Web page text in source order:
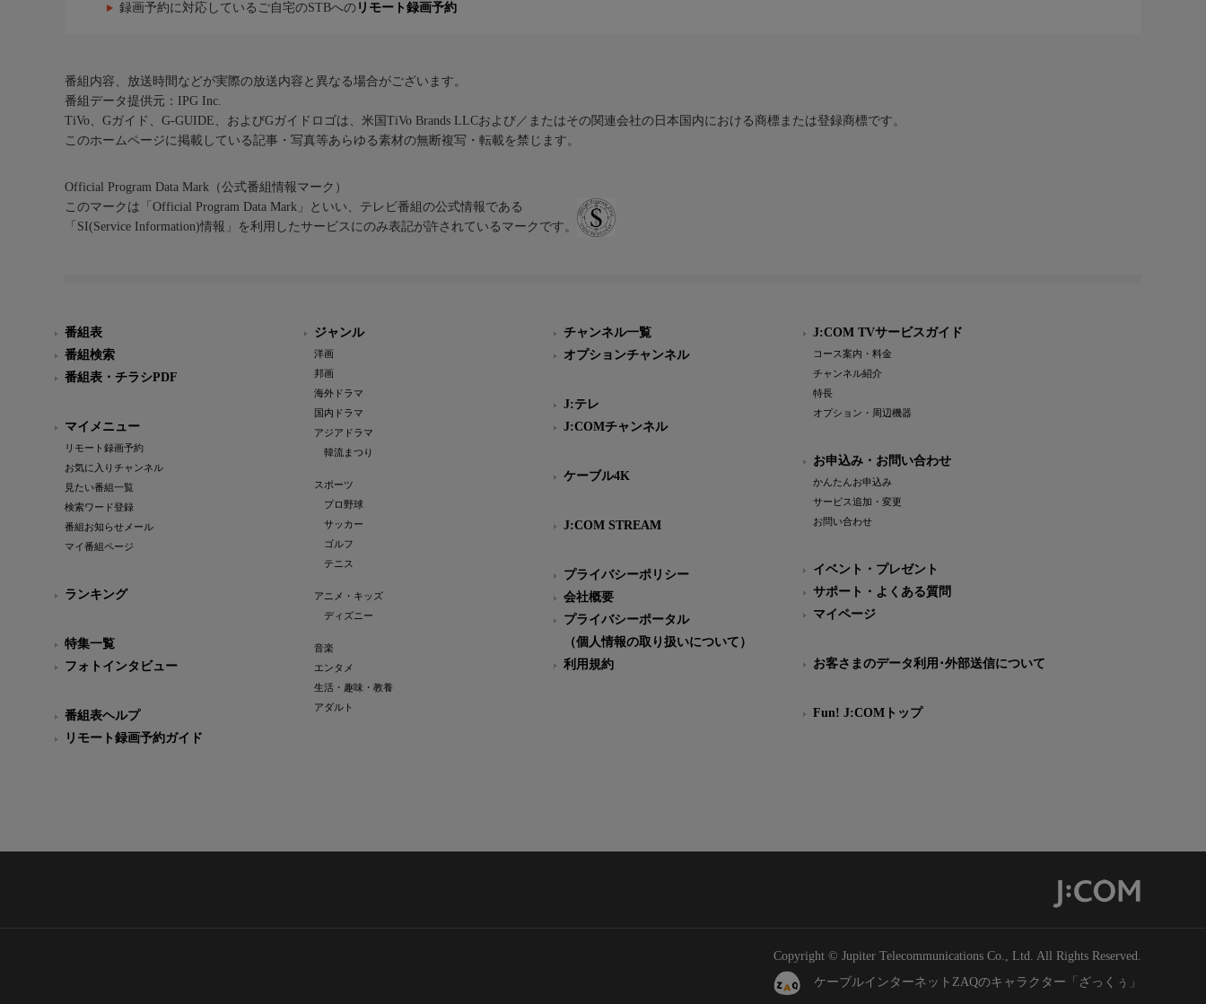
録画予約に対応しているご自宅のSTBへの リモート録画予約
番組内容、放送時間などが実際の放送内容と異なる場合がございます。
番組データ提供元：IPG Inc.
TiVo、Gガイド、G-GUIDE、およびGガイドロゴは、米国TiVo Brands LLCおよび／またはその関連会社の日本国内における商標または登録商標です。
このホームページに掲載している記事・写真等あらゆる素材の無断複写・転載を禁じます。
Official Program Data Mark（公式番組情報マーク）
このマークは「Official Program Data Mark」といい、テレビ番組の公式情報である
「SI(Service Information)情報」を利用したサービスにのみ表記が許されているマークです。
番組表
番組検索
番組表・チラシPDF
マイメニュー
リモート録画予約
お気に入りチャンネル
見たい番組一覧
検索ワード登録
番組お知らせメール
マイ番組ページ
ランキング
特集一覧
フォトインタビュー
番組表ヘルプ
リモート録画予約ガイド
ジャンル
洋画
邦画
海外ドラマ
国内ドラマ
アジアドラマ
韓流まつり
スポーツ
プロ野球
サッカー
ゴルフ
テニス
アニメ・キッズ
ディズニー
音楽
エンタメ
生活・趣味・教養
アダルト
チャンネル一覧
オプションチャンネル
J:テレ
J:COMチャンネル
ケーブル4K
J:COM STREAM
プライバシーポリシー
会社概要
プライバシーポータル
（個人情報の取り扱いについて）
利用規約
J:COM TVサービスガイド
コース案内・料金
チャンネル紹介
特長
オプション・周辺機器
お申込み・お問い合わせ
かんたんお申込み
サービス追加・変更
お問い合わせ
イベント・プレゼント
サポート・よくある質問
マイページ
お客さまのデータ利用･外部送信について
Fun! J:COMトップ
Copyright © Jupiter Telecommunications Co., Ltd. All Rights Reserved.
ケーブルインターネットZAQのキャラクター「ざっくぅ」